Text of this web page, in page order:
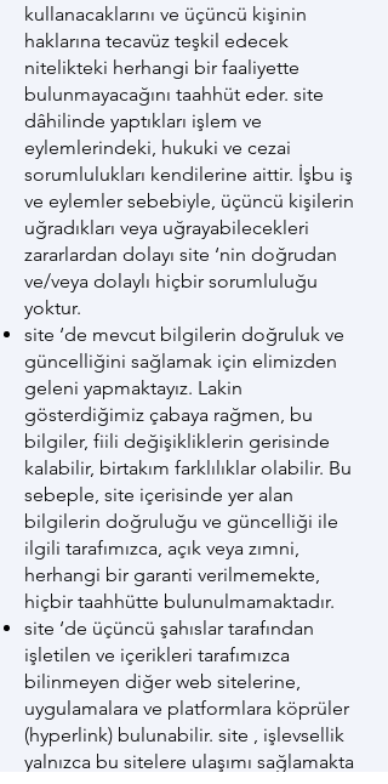
kullanacaklarını ve üçüncü kişinin
haklarına tecavüz teşkil edecek
nitelikteki herhangi bir faaliyette
bulunmayacağını taahhüt eder. site
dâhilinde yaptıkları işlem ve
eylemlerindeki, hukuki ve cezai
sorumlulukları kendilerine aittir. İşbu iş
ve eylemler sebebiyle, üçüncü kişilerin
uğradıkları veya uğrayabilecekleri
zararlardan dolayı site ‘nin doğrudan
ve/veya dolaylı hiçbir sorumluluğu
yoktur.
site ‘de mevcut bilgilerin doğruluk ve
güncelliğini sağlamak için elimizden
geleni yapmaktayız. Lakin
gösterdiğimiz çabaya rağmen, bu
bilgiler, fiili değişikliklerin gerisinde
kalabilir, birtakım farklılıklar olabilir. Bu
sebeple, site içerisinde yer alan
bilgilerin doğruluğu ve güncelliği ile
ilgili tarafımızca, açık veya zımni,
herhangi bir garanti verilmemekte,
hiçbir taahhütte bulunulmamaktadır.
site ‘de üçüncü şahıslar tarafından
işletilen ve içerikleri tarafımızca
bilinmeyen diğer web sitelerine,
uygulamalara ve platformlara köprüler
(hyperlink) bulunabilir. site , işlevsellik
yalnızca bu sitelere ulaşımı sağlamakta